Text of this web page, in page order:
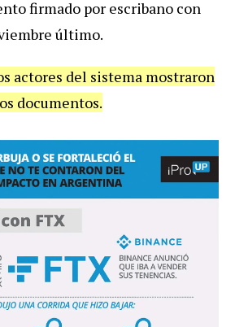
firmado por escribano con
último.
actores del sistema mostraron
documentos.